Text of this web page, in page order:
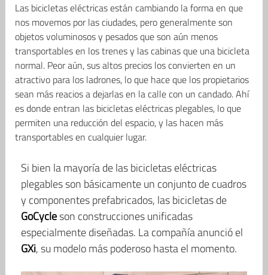
Las bicicletas eléctricas están cambiando la forma en que
nos movemos por las ciudades, pero generalmente son
objetos voluminosos y pesados ​​que son aún menos
transportables en los trenes y las cabinas que una bicicleta
normal. Peor aún, sus altos precios los convierten en un
atractivo para los ladrones, lo que hace que los propietarios
sean más reacios a dejarlas en la calle con un candado. Ahí
es donde entran las bicicletas eléctricas plegables, lo que
permiten una reducción del espacio, y las hacen más
transportables en cualquier lugar.
Si bien la mayoría de las bicicletas eléctricas
plegables son básicamente un conjunto de cuadros
y componentes prefabricados, las bicicletas de
GoCycleson construcciones unificadas
especialmente diseñadas. La compañía anunció el
GXi, su modelo más poderoso hasta el momento.